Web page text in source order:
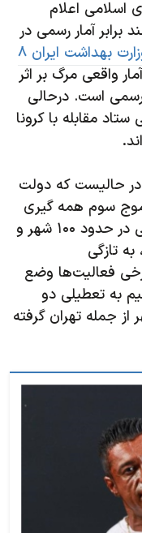
اعلام
برابر آمار رسمی در
معاون وزارت بهداشت ایران ۸
واقعی مرگ بر اثر
تا ۲.۲ برابر آمار رسمی است. درحالی
مقابله با کرونا
.
در حالیست که دولت
موج سوم همه گیری
ویروس کرونا، وضعیت قرمز و بحرانی در حدود ۱۰۰ شهر و
تازگی
فعالیت‌ها وضع
به تعطیلی دو
منع تردد شبانه در ۱۵۰ شهر از جمله تهران گرفته